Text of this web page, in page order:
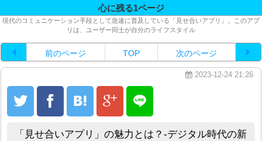
心に残る1ページ
現代のコミュニケーション手段として急速に普及している「見せ合いアプリ」。このアプ
リは、ユーザー同士が自分のライフスタイル
前のページ TOP 次のページ
2023-12-24 21:26
「見せ合いアプリ」の魅力とは？-デジタル時代の新